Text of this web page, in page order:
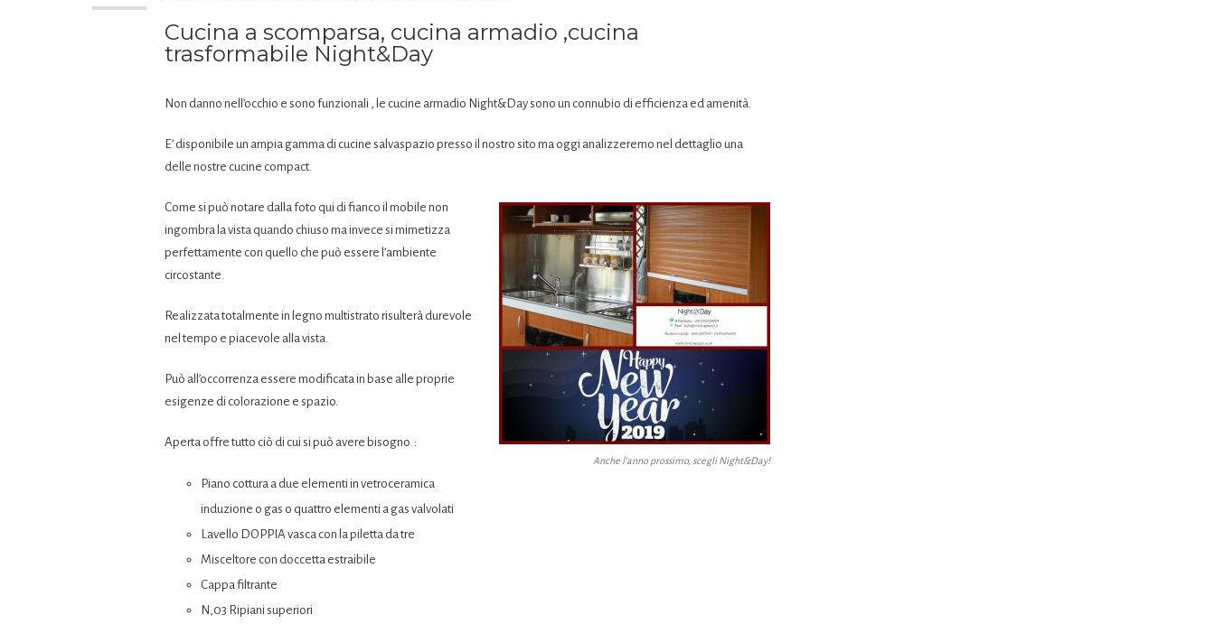
Cucina a scomparsa, cucina armadio ,cucina
trasformabile Night&Day
Non danno nell’occhio e sono funzionali , le cucine armadio Night&Day sono un connubio di efficienza ed amenità.
E’ disponibile un ampia gamma di cucine salvaspazio presso il nostro sito ma oggi analizzeremo nel dettaglio una
delle nostre cucine compact.
Anche l’anno prossimo, scegli Night&Day!
Come si può notare dalla foto qui di fianco il mobile non
ingombra la vista quando chiuso ma invece si mimetizza
perfettamente con quello che può essere l’ambiente
circostante.
Realizzata totalmente in legno multistrato risulterà durevole
nel tempo e piacevole alla vista.
Può all’occorrenza essere modificata in base alle proprie
esigenze di colorazione e spazio.
Aperta offre tutto ciò di cui si può avere bisogno :
Piano cottura a due elementi in vetroceramica
induzione o gas o quattro elementi a gas valvolati
Lavello DOPPIA vasca con la piletta da tre
Misceltore con doccetta estraibile
Cappa filtrante
N,03 Ripiani superiori